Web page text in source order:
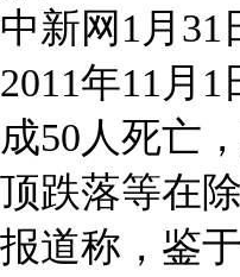
中新网1月
2011年11月
成50人死亡
顶跌落等在
报道称，鉴